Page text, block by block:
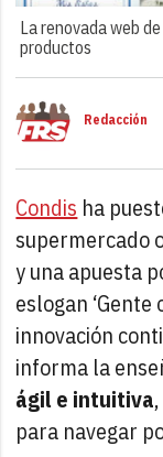
La renovada web
productos
Redacción
Condis ha
supermercado
y una apuesta
eslogan
innovación
informa la
ágil e intuitiva
para navegar